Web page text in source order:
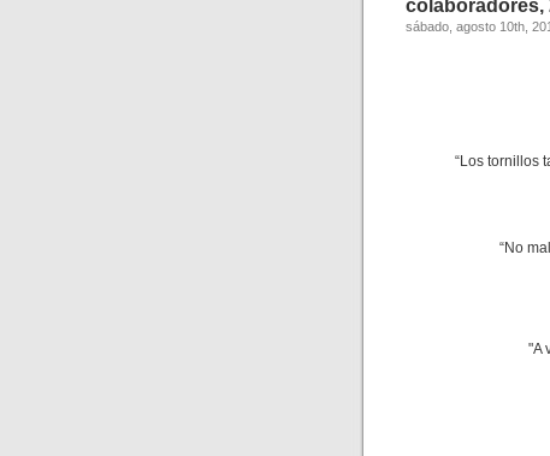
colaboradores,
sábado, agosto 10th,
“Los tornillos
“No
"A